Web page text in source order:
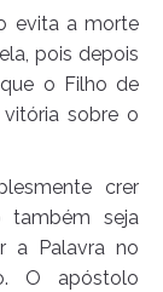
evita a morte
pois depois
o Filho de
sobre o
crer
também seja
a Palavra no
O apóstolo